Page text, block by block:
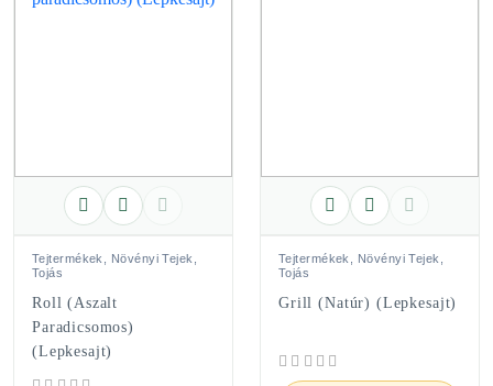
Tejtermékek, Növényi Tejek,
Tojás
Roll (aszalt
Paradicsomos)
(Lepkesajt)
Tejtermékek, Növényi Tejek,
Tojás
Grill (natúr) (Lepkesajt)